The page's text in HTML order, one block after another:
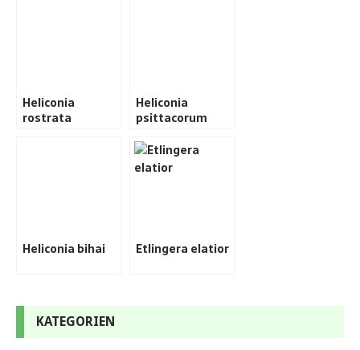
Heliconia
rostrata
Heliconia
psittacorum
Heliconia bihai Etlingera elatior
KATEGORIEN